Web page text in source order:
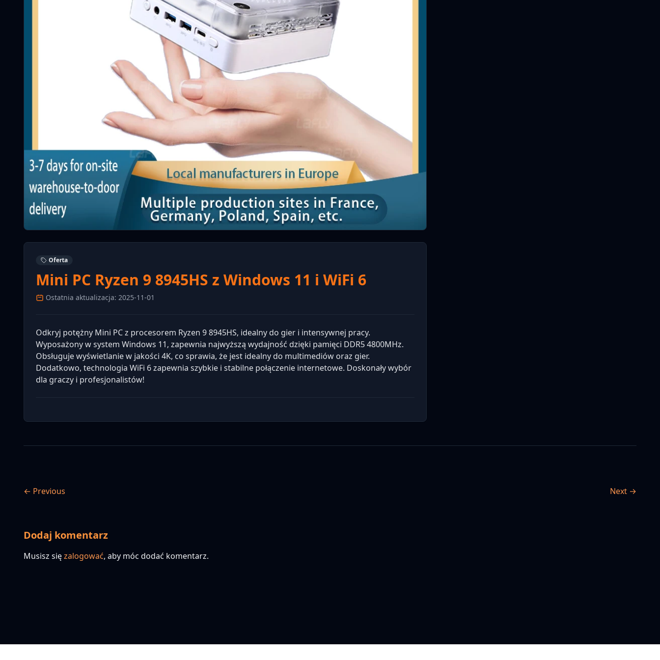
Oferta
Mini PC Ryzen 9 8945HS z Windows 11 i WiFi 6
Ostatnia aktualizacja: 2025-11-01
Odkryj potężny Mini PC z procesorem Ryzen 9 8945HS, idealny do gier i intensywnej pracy.
Wyposażony w system Windows 11, zapewnia najwyższą wydajność dzięki pamięci DDR5 4800MHz.
Obsługuje wyświetlanie w jakości 4K, co sprawia, że jest idealny do multimediów oraz gier.
Dodatkowo, technologia WiFi 6 zapewnia szybkie i stabilne połączenie internetowe. Doskonały wybór
dla graczy i profesjonalistów!
← Previous Next →
Dodaj komentarz
Musisz sięzalogować, aby móc dodać komentarz.